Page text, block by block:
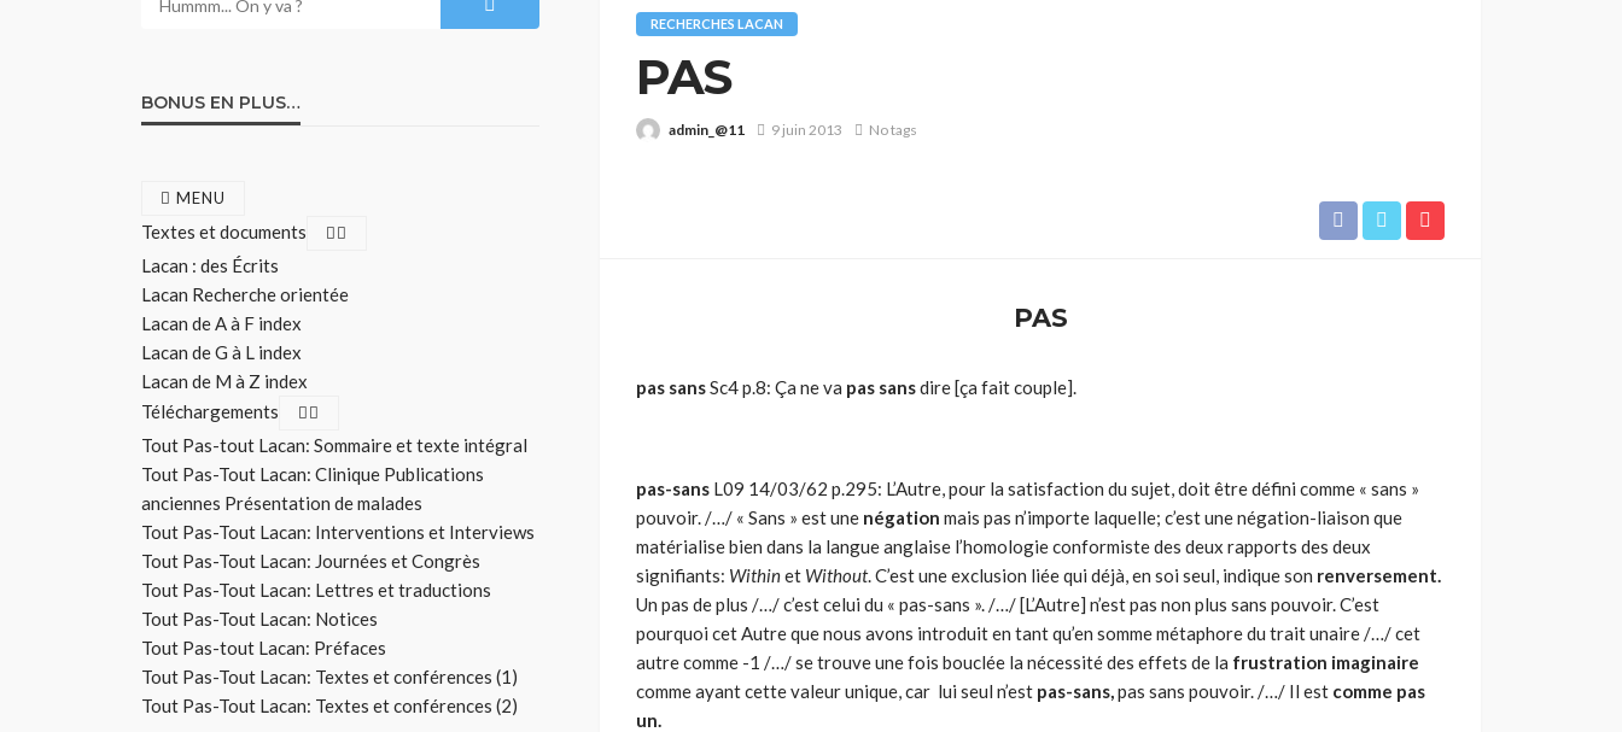
RECHERCHES LACAN
PAS
admin_@11 9 juin 2013 No tags
PAS
pas sansSc4 p.8: Ça ne va pas sansdire [ça fait couple].
pas-sans L09 14/03/62 p.295: L’Autre, pour la satisfaction du sujet, doit être défini comme « sans »
pouvoir. /…/ « Sans » est une négation mais pas n’importe laquelle; c’est une négation-liaison que
matérialise bien dans la langue anglaise l’homologie conformiste des deux rapports des deux
signifiants: Withinet Without. C’est une exclusion liée qui déjà, en soi seul, indique son renversement.
Un pas de plus /…/ c’est celui du « pas-sans ». /…/ [L’Autre] n’est pas non plus sans pouvoir. C’est
pourquoi cet Autre que nous avons introduit en tant qu’en somme métaphore du trait unaire /…/ cet
autre comme -1 /…/ se trouve une fois bouclée la nécessité des effets de la frustration imaginaire
comme ayant cette valeur unique, car lui seul n’est pas-sans,pas sans pouvoir. /…/ Il est comme pas
un.
BONUS EN PLUS…
MENU
Textes et documents
Lacan : des Écrits
Lacan Recherche orientée
Lacan de A à F index
Lacan de G à L index
Lacan de M à Z index
Téléchargements
Tout Pas-tout Lacan: Sommaire et texte intégral
Tout Pas-Tout Lacan: Clinique Publications
anciennes Présentation de malades
Tout Pas-Tout Lacan: Interventions et Interviews
Tout Pas-Tout Lacan: Journées et Congrès
Tout Pas-Tout Lacan: Lettres et traductions
Tout Pas-Tout Lacan: Notices
Tout Pas-tout Lacan: Préfaces
Tout Pas-Tout Lacan: Textes et conférences (1)
Tout Pas-Tout Lacan: Textes et conférences (2)